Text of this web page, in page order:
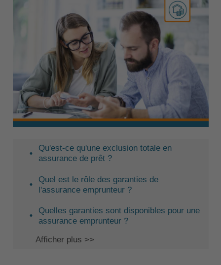
Qu'est-ce qu'une exclusion totale en
assurance de prêt ?
Quel est le rôle des garanties de
l'assurance emprunteur ?
Quelles garanties sont disponibles pour une
assurance emprunteur ?
Afficher plus >>